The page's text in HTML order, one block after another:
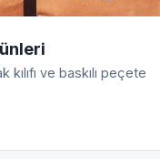
kılıfı ve baskılı peçete